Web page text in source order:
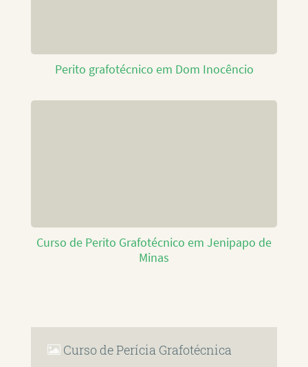
Perito grafotécnico em Dom Inocêncio
Curso de Perito Grafotécnico em Jenipapo de
Minas
Curso de Perícia Grafotécnica